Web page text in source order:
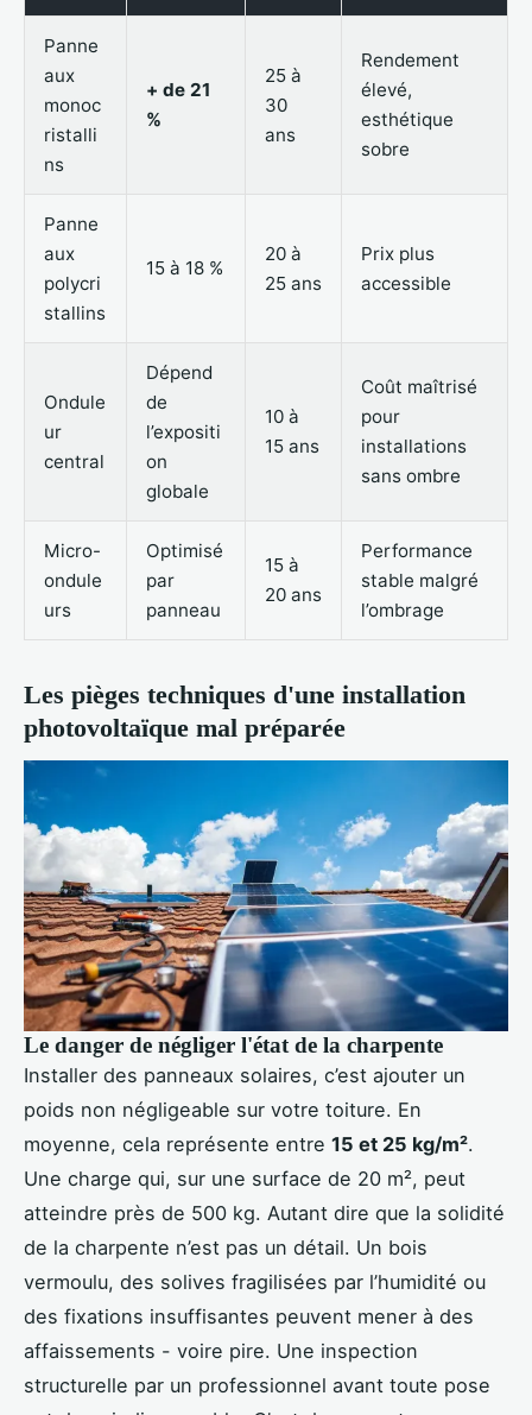
Panne
aux
monoc
ristalli
ns
+ de 21
%
25 à
30
ans
Rendement
élevé,
esthétique
sobre
Panne
aux
polycri
stallins
15 à 18 %
20 à
25 ans
Prix plus
accessible
Ondule
ur
central
Dépend
de
l’expositi
on
globale
10 à
15 ans
Coût maîtrisé
pour
installations
sans ombre
Micro-
ondule
urs
Optimisé
par
panneau
15 à
20 ans
Performance
stable malgré
l’ombrage
Les pièges techniques d'une installation
photovoltaïque mal préparée
Le danger de négliger l'état de la charpente
Installer des panneaux solaires, c’est ajouter un
poids non négligeable sur votre toiture. En
moyenne, cela représente entre 15 et 25 kg/m².
Une charge qui, sur une surface de 20 m², peut
atteindre près de 500 kg. Autant dire que la solidité
de la charpente n’est pas un détail. Un bois
vermoulu, des solives fragilisées par l’humidité ou
des fixations insuffisantes peuvent mener à des
affaissements - voire pire. Une inspection
structurelle par un professionnel avant toute pose